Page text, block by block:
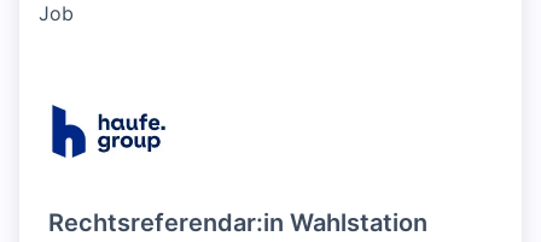
Job
Rechtsreferendar:in Wahlstation